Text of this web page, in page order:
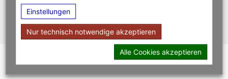
Einstellungen
Nur technisch notwendige akzeptieren
Alle Cookies akzeptieren
Hilfe Stempelkissen wechseln
Hilfe Stempelplatte wechseln
Copyright © 2026 Stempel Toenges GmbH - Alle Rechte